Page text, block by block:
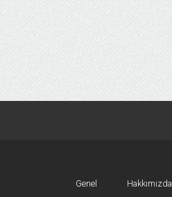
Genel Hakkımızda